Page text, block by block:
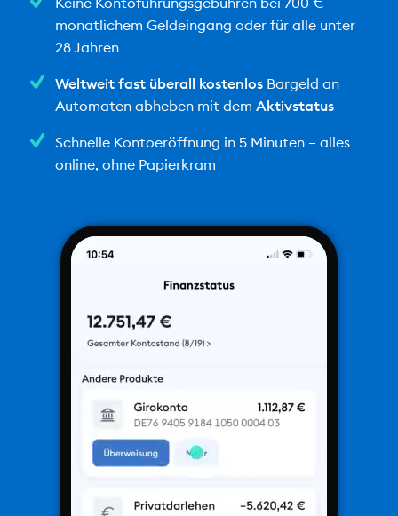
monatlichem Geldeingang oder für alle unter
28 Jahren
Weltweit fast überall kostenlosBargeld an
Automaten abheben mit dem Aktivstatus
Schnelle Kontoeröffnung in 5 Minuten – alles
online, ohne Papierkram